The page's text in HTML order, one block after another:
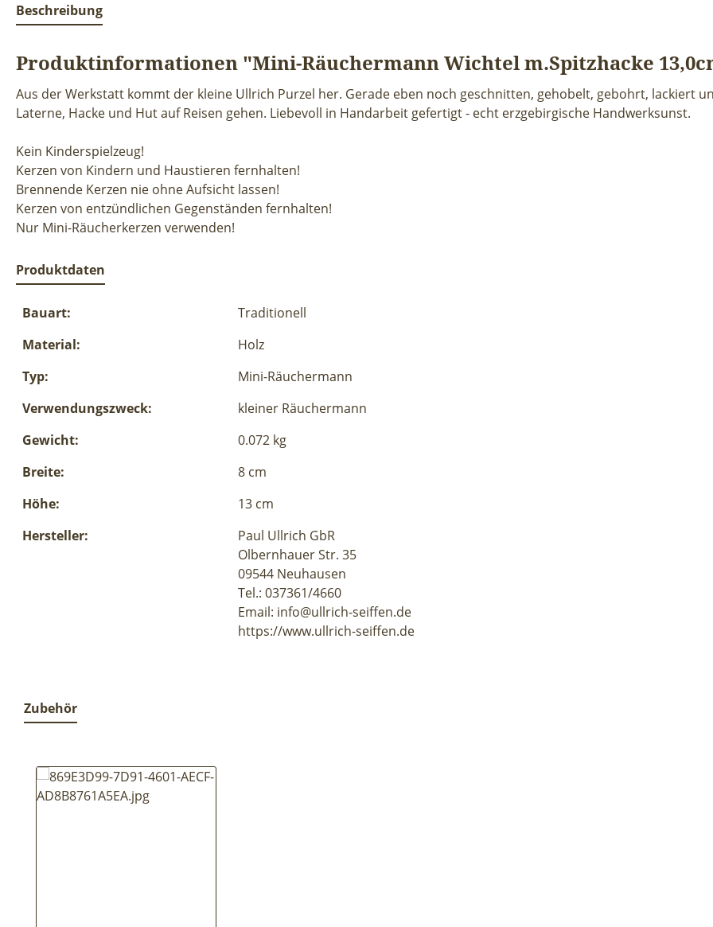
Beschreibung
Produktinformationen "Mini-Räuchermann Wichtel m.Spitzhacke
Aus der Werkstatt kommt der kleine Ullrich Purzel her. Gerade eben noch geschnitten, gehobelt, gebohrt, lackiert
Laterne, Hacke und Hut auf Reisen gehen. Liebevoll in Handarbeit gefertigt - echt erzgebirgische Handwerksunst.
Kein Kinderspielzeug!
Kerzen von Kindern und Haustieren fernhalten!
Brennende Kerzen nie ohne Aufsicht lassen!
Kerzen von entzündlichen Gegenständen fernhalten!
Nur Mini-Räucherkerzen verwenden!
Produktdaten
Bauart:
Traditionell
Material:
Holz
Typ:
Mini-Räuchermann
Verwendungszweck:
kleiner Räuchermann
Gewicht:
0.072 kg
Breite:
8 cm
Höhe:
13 cm
Hersteller:
Paul Ullrich GbR
Olbernhauer Str. 35
09544 Neuhausen
Tel.: 037361/4660
Email: info@ullrich-seiffen.de
https://www.ullrich-seiffen.de
Zubehör